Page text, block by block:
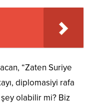
“Zaten Suriye
diplomasiyi rafa
şey olabilir mi? Biz